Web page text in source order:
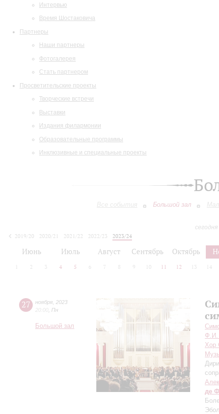
Интервью
Время Шостаковича
Партнеры
Наши партнеры
Фотогалерея
Стать партнером
Просветительские проекты
Творческие встречи
Выставки
Издания филармонии
Образовательные программы
Инклюзивные и специальные проекты
Все события Большой зал
2019/20
2020/21 2021/22 2022/23
2023/24
Июнь Июль Август Сентябрь Октябрь
2 3 4 5 6 7 8 9 10 11 12 13 14
27 ноября 2023
20:00 Пн
Большой зал
Ф.И.
Хор
де